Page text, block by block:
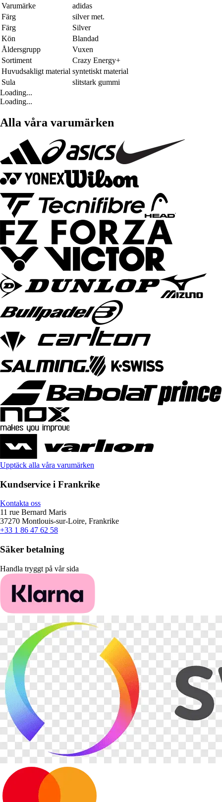
Varumärke
adidas
Färg
silver met.
Färg
Silver
Kön
Blandad
Åldersgrupp
Vuxen
Sortiment
Crazy Energy+
Huvudsakligt material syntetiskt material
Sula
slitstark gummi
Loading...
Loading...
Alla våra varumärken
Upptäck alla våra varumärken
Kundservice i Frankrike
Kontakta oss
11 rue Bernard Maris
37270 Montlouis-sur-Loire, Frankrike
+33 1 86 47 62 58
Säker betalning
Handla tryggt på vår sida